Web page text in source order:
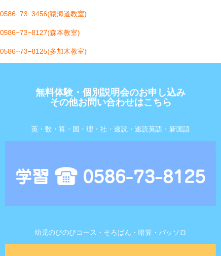
0586−73−3456(猿海道教室)
0586−73−8127(森本教室)
0586~73−8125(多加木教室)
無料体験・個別説明会のお申し込み
その他お問い合わせはこちら
英・数・算・国・理・社・速読・速読英語・新国語
幼児のびのびコース・そろばん・暗算・パッソロ